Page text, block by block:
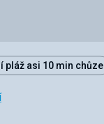
pláž asi 10 min chůze